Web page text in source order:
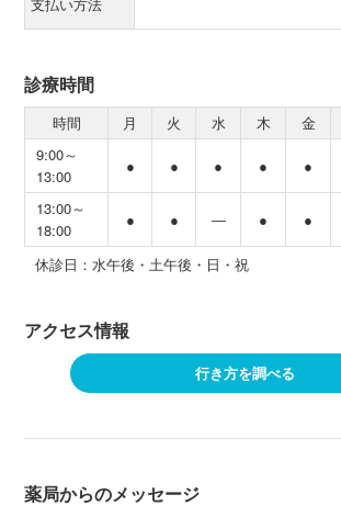
診療時間
時間 月 火 水 木 金
9:00～
13:00
● ● ● ● ●
13:00～
18:00
● ● ― ● ●
休診日：水午後・土午後・日・祝
アクセス情報
行き方を調べる
薬局からのメッセージ